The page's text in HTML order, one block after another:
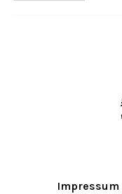
Impressum